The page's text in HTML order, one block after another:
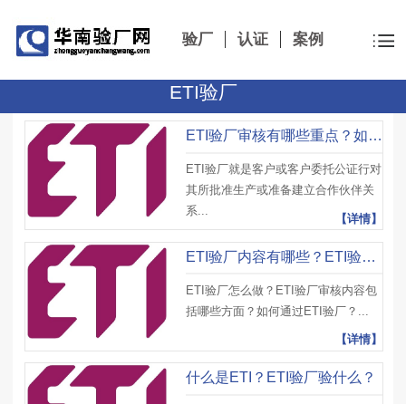
验厂 认证 案例
ETI验厂
ETI验厂审核有哪些重点？如何通过ETI验厂审核？
ETI验厂就是客户或客户委托公证行对
其所批准生产或准备建立合作伙伴关
系...
【详情】
ETI验厂内容有哪些？ETI验厂要承担那些义务？
ETI验厂怎么做？ETI验厂审核内容包
括哪些方面？如何通过ETI验厂？...
【详情】
什么是ETI？ETI验厂验什么？​